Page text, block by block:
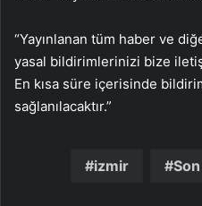
“Yayınlanan tüm haber ve
yasal bildirimlerinizi bize
En kısa süre içerisinde
sağlanılacaktır.”
izmir